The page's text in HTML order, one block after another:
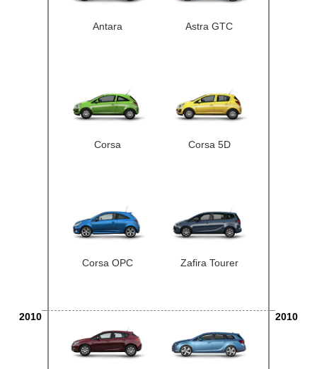
Antara Astra GTC
Corsa Corsa 5D
Corsa OPC Zafira Tourer
2010 2010